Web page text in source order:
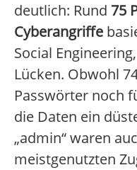
deutlich: Rund 75
Cyberangriffe
Social
Lücken. Obwohl
Passwörter noch
die Daten ein
„admin“ waren
meistgenutzten